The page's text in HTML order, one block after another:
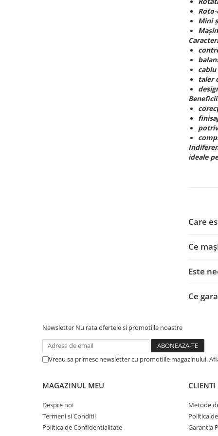
Mini
taler
ideale
Care
Ce
Este
Ce
Newsletter Nu rata ofertele si promotiile noastre
Vreau sa primesc newsletter cu promotiile magazinului.
MAGAZINUL MEU
Despre noi
Termeni si Conditii
Politica de Confidentialitate
CLIENTI
Metode
Politica
Garantia